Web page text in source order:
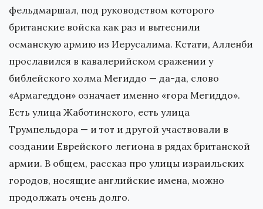
фельдмаршал, под руководством которого
британские войска как раз и вытеснили
османскую армию из Иерусалима. Кстати, Алленби
прославился в кавалерийском сражении у
библейского холма Мегиддо — да-да, слово
«Армагеддон» означает именно «гора Мегиддо».
Есть улица Жаботинского, есть улица
Трумпельдора — и тот и другой участвовали в
создании Еврейского легиона в рядах британской
армии. В общем, рассказ про улицы израильских
городов, носящие английские имена, можно
продолжать очень долго.